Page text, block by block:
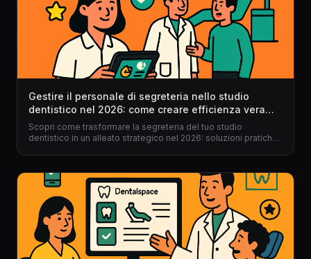
Gestire il personale di segreteria nello studio
dentistico nel 2026: come creare efficienza vera
(senza stress)
Scopri come trasformare la segreteria del tuo studio
dentistico in un alleato strategico nel 2026: soluzioni pratiche,